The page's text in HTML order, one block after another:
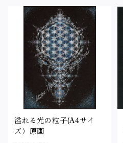
溢れる光の粒子(A4サイ
ズ）原画